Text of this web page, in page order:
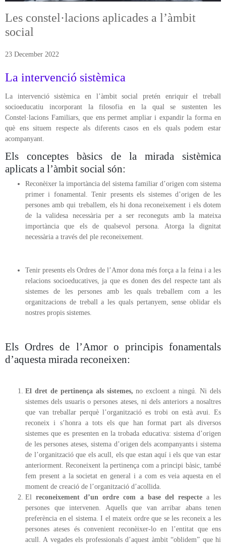
ÀREA DE CORPORAL
ÁREA ONLINE
Les constel·lacions aplicades a l’àmbit
social
23 December 2022
La intervenció sistèmica
La intervenció sistèmica en l’àmbit social pretén enriquir el treball
socioeducatiu incorporant la filosofia en la qual se sustenten les
Constel·lacions Familiars, que ens permet ampliar i expandir la forma en
què ens situem respecte als diferents casos en els quals podem estar
acompanyant.
Els conceptes bàsics de la mirada sistèmica
aplicats a l’àmbit social són:
Reconèixer la importància del sistema familiar d’origen com sistema
primer i fonamental. Tenir presents els sistemes d’origen de les
persones amb qui treballem, els hi dona reconeixement i els dotem
de la validesa necessària per a ser reconeguts amb la mateixa
importància que els de qualsevol persona. Atorga la dignitat
necessària a través del ple reconeixement.
Tenir presents els Ordres de l’Amor dona més força a la feina i a les
relacions socioeducatives, ja que es donen des del respecte tant als
sistemes de les persones amb les quals treballem com a les
organitzacions de treball a les quals pertanyem, sense oblidar els
nostres propis sistemes.
Els Ordres de l’Amor o principis fonamentals
d’aquesta mirada reconeixen:
El dret de pertinença als sistemes, no excloent a ningú. Ni dels
sistemes dels usuaris o persones ateses, ni dels anteriors a nosaltres
que van treballar perquè l’organització es trobi on està avui. Es
reconeix i s’honra a tots els que han format part als diversos
sistemes que es presenten en la trobada educativa: sistema d’origen
de les persones ateses, sistema d’origen dels acompanyants i sistema
de l’organització que els acull, els que estan aquí i els que van estar
anteriorment. Reconeixent la pertinença com a principi bàsic, també
fem present a la societat en general i a com es veia aquesta en el
moment de creació de l’organització d’acollida.
Elreconeixement d’un ordre com a base del respectea les
persones que intervenen. Aquells que van arribar abans tenen
preferència en el sistema. I el mateix ordre que se les reconeix a les
persones ateses és convenient reconèixer-lo en l’entitat que ens
acull. A vegades els professionals d’aquest àmbit “oblidem” que hi